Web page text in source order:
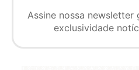
Assine nossa
exclusividade